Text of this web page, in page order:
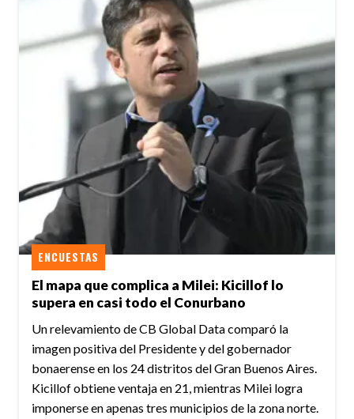
El mapa que complica a Milei: Kicillof lo
supera en casi todo el Conurbano
ENCUESTAS
Un relevamiento de CB Global Data comparó la
imagen positiva del Presidente y del gobernador
bonaerense en los 24 distritos del Gran Buenos Aires.
Kicillof obtiene ventaja en 21, mientras Milei logra
imponerse en apenas tres municipios de la zona norte.